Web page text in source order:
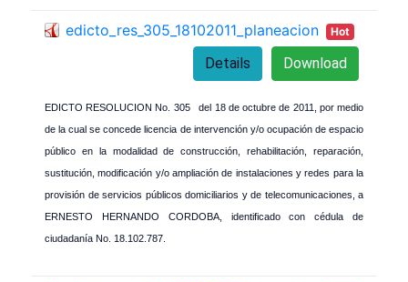
edicto_res_305_18102011_planeacion Hot
Download
Details
EDICTO RESOLUCION No. 305 del 18 de octubre de 2011, por medio
de la cual se concede licencia de intervención y/o ocupación de espacio
público en la modalidad de construcción, rehabilitación, reparación,
sustitución, modificación y/o ampliación de instalaciones y redes para la
provisión de servicios públicos domiciliarios y de telecomunicaciones, a
ERNESTO HERNANDO CORDOBA, identificado con cédula de
ciudadanía No. 18.102.787.